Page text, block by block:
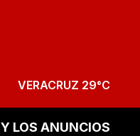
VERACRUZ 29°C
Y LOS ANUNCIOS